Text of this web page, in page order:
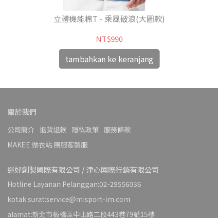
立體機能棉T - 乘風破浪(大圖款)
NT$990
tambahkan ke keranjang
關於我們
公司簡介 退貨退款 隱私政策 服務條款
MAKEE 做衣站 團服客製服
迷好創製國際有限公司 / 津心國際行銷有限公司
Hotline Layanan Pelanggan:02-29556036
kotak surat:service@misport-im.com
alamat:新北市板橋區中山路二段443巷79號15樓